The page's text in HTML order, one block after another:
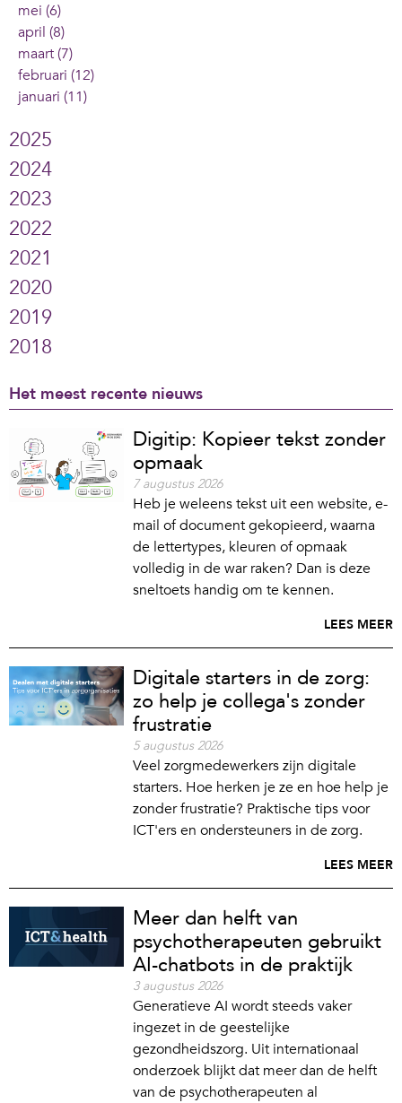
mei (6)
april (8)
maart (7)
februari (12)
januari (11)
2025
2024
2023
2022
2021
2020
2019
2018
Het meest recente nieuws
Digitip: Kopieer tekst zonder
opmaak
7 augustus 2026
Heb je weleens tekst uit een website, e-
mail of document gekopieerd, waarna
de lettertypes, kleuren of opmaak
volledig in de war raken? Dan is deze
sneltoets handig om te kennen.
LEES MEER
Digitale starters in de zorg:
zo help je collega's zonder
frustratie
5 augustus 2026
Veel zorgmedewerkers zijn digitale
starters. Hoe herken je ze en hoe help je
zonder frustratie? Praktische tips voor
ICT'ers en ondersteuners in de zorg.
LEES MEER
Meer dan helft van
psychotherapeuten gebruikt
AI-chatbots in de praktijk
3 augustus 2026
Generatieve AI wordt steeds vaker
ingezet in de geestelijke
gezondheidszorg. Uit internationaal
onderzoek blijkt dat meer dan de helft
van de psychotherapeuten al